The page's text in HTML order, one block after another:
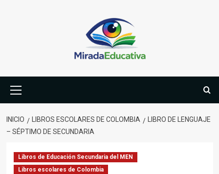
primario
INICIO LIBROS ESCOLARES DE COLOMBIA
LIBRO DE LENGUAJE
– SÉPTIMO DE SECUNDARIA
Libros de Educación Secundaria del MEN
Libros escolares de Colombia